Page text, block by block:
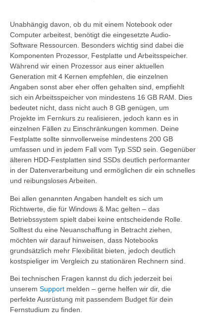
Unabhängig davon, ob du mit einem Notebook oder
Computer arbeitest, benötigt die eingesetzte Audio-
Software Ressourcen. Besonders wichtig sind dabei die
Komponenten Prozessor, Festplatte und Arbeitsspeicher.
Während wir einen Prozessor aus einer aktuellen
Generation mit 4 Kernen empfehlen, die einzelnen
Angaben sonst aber eher offen gehalten sind, empfiehlt
sich ein Arbeitsspeicher von mindestens 16 GB RAM. Dies
bedeutet nicht, dass nicht auch 8 GB genügen, um
Projekte im Fernkurs zu realisieren, jedoch kann es in
einzelnen Fällen zu Einschränkungen kommen. Deine
Festplatte sollte sinnvollerweise mindestens 200 GB
umfassen und in jedem Fall vom Typ SSD sein. Gegenüber
älteren HDD-Festplatten sind SSDs deutlich performanter
in der Datenverarbeitung und ermöglichen dir ein schnelles
und reibungsloses Arbeiten.
Bei allen genannten Angaben handelt es sich um
Richtwerte, die für Windows & Mac gelten – das
Betriebssystem spielt dabei keine entscheidende Rolle.
Solltest du eine Neuanschaffung in Betracht ziehen,
möchten wir darauf hinweisen, dass Notebooks
grundsätzlich mehr Flexibilität bieten, jedoch deutlich
kostspieliger im Vergleich zu stationären Rechnern sind.
Bei technischen Fragen kannst du dich jederzeit bei
unserem Support melden – gerne helfen wir dir, die
perfekte Ausrüstung mit passendem Budget für dein
Fernstudium zu finden.